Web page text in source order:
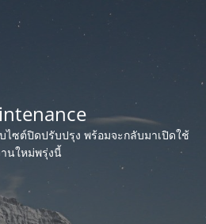
ไซต์ปิดปรับปรุง พร้อมจะกลับมาเปิดใช้
านใหม่พรุ่งนี้